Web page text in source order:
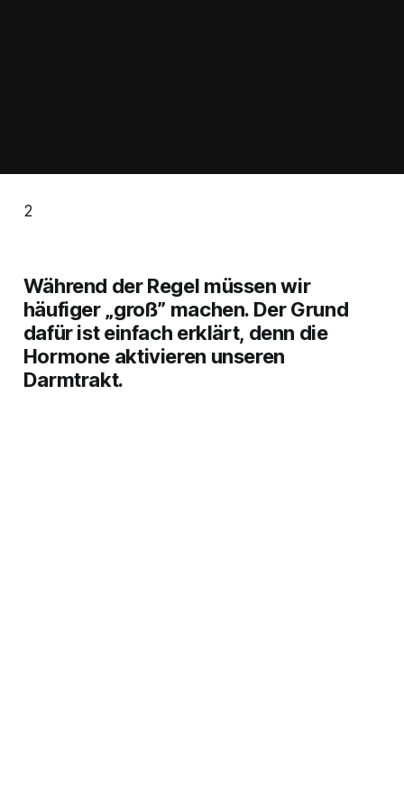
2
Während der Regel müssen wir
häufiger „groß” machen. Der Grund
dafür ist einfach erklärt, denn die
Hormone aktivieren unseren
Darmtrakt.